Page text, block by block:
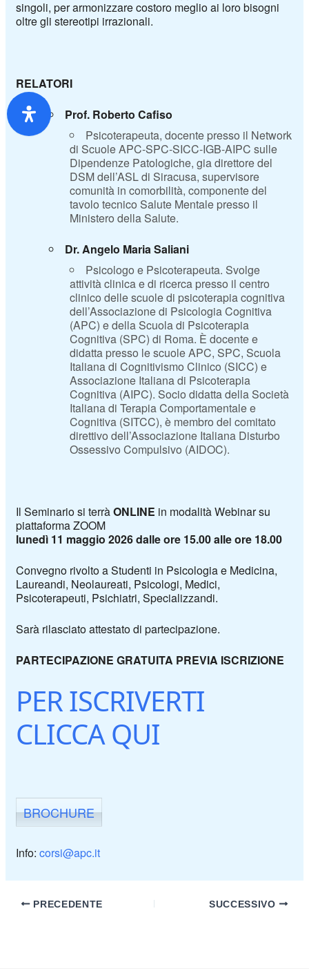
singoli, per armonizzare costoro meglio ai loro bisogni
oltre gli stereotipi irrazionali.
RELATORI
Prof. Roberto Cafiso
Psicoterapeuta, docente presso il Network
di Scuole APC-SPC-SICC-IGB-AIPC sulle
Dipendenze Patologiche, gia direttore del
DSM dell’ASL di Siracusa, supervisore
comunità in comorbilità, componente del
tavolo tecnico Salute Mentale presso il
Ministero della Salute.
Dr. Angelo Maria Saliani
Psicologo e Psicoterapeuta. Svolge
attività clinica e di ricerca presso il centro
clinico delle scuole di psicoterapia cognitiva
dell’Associazione di Psicologia Cognitiva
(APC) e della Scuola di Psicoterapia
Cognitiva (SPC) di Roma. È docente e
didatta presso le scuole APC, SPC, Scuola
Italiana di Cognitivismo Clinico (SICC) e
Associazione Italiana di Psicoterapia
Cognitiva (AIPC). Socio didatta della Società
Italiana di Terapia Comportamentale e
Cognitiva (SITCC), è membro del comitato
direttivo dell’Associazione Italiana Disturbo
Ossessivo Compulsivo (AIDOC).
Il Seminario si terràONLINE in modalità Webinar su
piattaforma ZOOM
lunedì 11 maggio 2026 dalle ore 15.00 alle ore 18.00
Convegno rivolto a Studenti in Psicologia e Medicina,
Laureandi, Neolaureati, Psicologi, Medici,
Psicoterapeuti, Psichiatri, Specializzandi.
Sarà rilasciato attestato di partecipazione.
PARTECIPAZIONE GRATUITA PREVIA ISCRIZIONE
PER ISCRIVERTI
CLICCA QUI
BROCHURE
Info:corsi@apc.it
PRECEDENTE SUCCESSIVO